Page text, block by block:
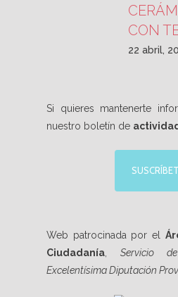
CON
22 abril,
Si quieres mantenerte
nuestro boletín de
Web patrocinada por el
Ciudadanía
Servicio
Excelentísima Diputación